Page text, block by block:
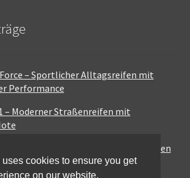
– Sportlicher Alltagsreifen mit
Performance
– Moderner Straßenreifen mit
– Ausgewogener Sport-Touring-Reifen
Einsätzecookies to ensure you get
on our website.